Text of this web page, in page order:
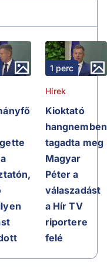
1 perc
Hírek
Kioktató
hangnemben
tagadta meg
Magyar
Péter a
válaszadást
a Hír TV
riportere
felé